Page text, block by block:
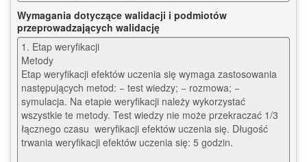
Wymagania dotyczące walidacji i podmiotów
przeprowadzających walidację
1. Etap weryfikacji
Metody
Etap weryfikacji efektów uczenia się wymaga zastosowania
następujących metod: − test wiedzy; − rozmowa; −
symulacja. Na etapie weryfikacji należy wykorzystać
wszystkie te metody. Test wiedzy nie może przekraczać 1/3
łącznego czasu  weryfikacji efektów uczenia się. Długość
trwania weryfikacji efektów uczenia się: 5 godzin.